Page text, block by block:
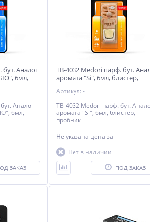
Клеммы АКБ AVS BTK-04E
(EURO)
Не указана цена
бут. Аналог
6мл,
Аналог
6мл,
ЗАКАЗ
TB-4032 Medori парф. бут.
аромата "Si", 6мл, блистер,
Артикул: -
TB-4032 Medori парф. бут.
аромата "Si", 6мл, блистер,
пробник
Не указана цена за
Нет в наличии
ПОД ЗАКАЗ